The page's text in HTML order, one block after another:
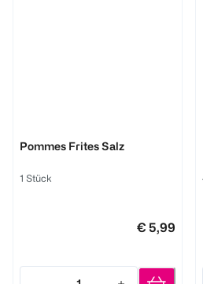
Pommes Frites Salz
1 Stück
€ 5,99